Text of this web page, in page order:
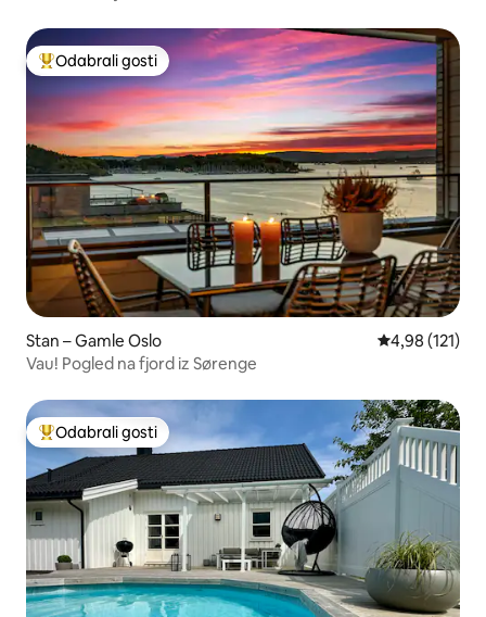
Među najviše rangiranima s oznakom „Odabrali gosti”
Odabrali gosti
Stan – Gamle Oslo Prosječna
4,98 (121)
Vau! Pogled na fjord iz Sørenge
Među najviše rangiranima s oznakom „Odabrali gosti”
Odabrali gosti